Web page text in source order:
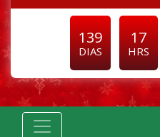
139
DIAS
17
HRS